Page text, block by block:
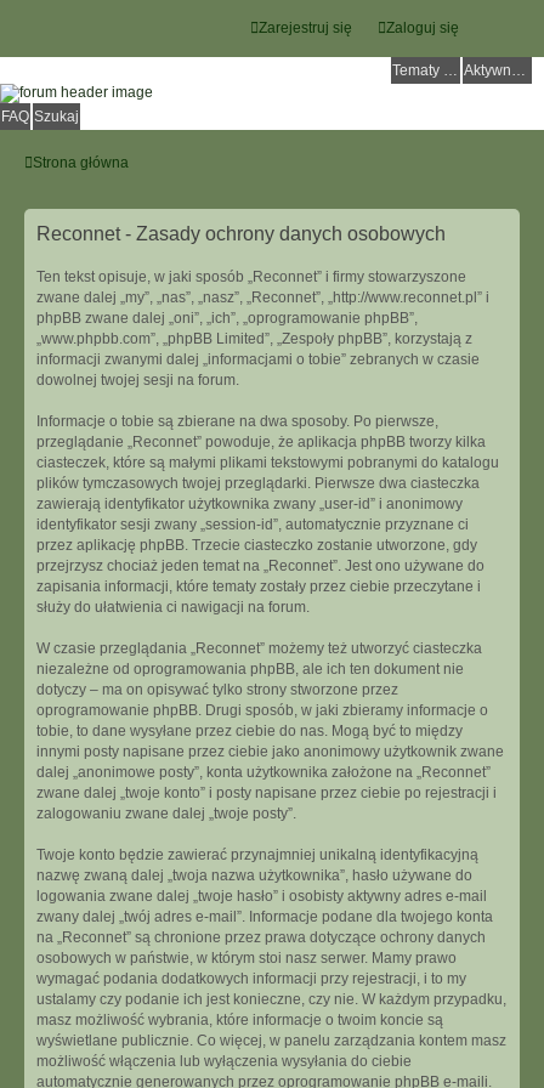
Zaloguj się
Zarejestruj się
Tematy bez odpowiedzi Aktywne tematy
FAQ Szukaj
Strona główna
Reconnet - Zasady ochrony danych osobowych
Ten tekst opisuje, w jaki sposób „Reconnet” i firmy stowarzyszone
zwane dalej „my”, „nas”, „nasz”, „Reconnet”, „http://www.reconnet.pl” i
phpBB zwane dalej „oni”, „ich”, „oprogramowanie phpBB”,
„www.phpbb.com”, „phpBB Limited”, „Zespoły phpBB”, korzystają z
informacji zwanymi dalej „informacjami o tobie” zebranych w czasie
dowolnej twojej sesji na forum.
Informacje o tobie są zbierane na dwa sposoby. Po pierwsze,
przeglądanie „Reconnet” powoduje, że aplikacja phpBB tworzy kilka
ciasteczek, które są małymi plikami tekstowymi pobranymi do katalogu
plików tymczasowych twojej przeglądarki. Pierwsze dwa ciasteczka
zawierają identyfikator użytkownika zwany „user-id” i anonimowy
identyfikator sesji zwany „session-id”, automatycznie przyznane ci
przez aplikację phpBB. Trzecie ciasteczko zostanie utworzone, gdy
przejrzysz chociaż jeden temat na „Reconnet”. Jest ono używane do
zapisania informacji, które tematy zostały przez ciebie przeczytane i
służy do ułatwienia ci nawigacji na forum.
W czasie przeglądania „Reconnet” możemy też utworzyć ciasteczka
niezależne od oprogramowania phpBB, ale ich ten dokument nie
dotyczy – ma on opisywać tylko strony stworzone przez
oprogramowanie phpBB. Drugi sposób, w jaki zbieramy informacje o
tobie, to dane wysyłane przez ciebie do nas. Mogą być to między
innymi posty napisane przez ciebie jako anonimowy użytkownik zwane
dalej „anonimowe posty”, konta użytkownika założone na „Reconnet”
zwane dalej „twoje konto” i posty napisane przez ciebie po rejestracji i
zalogowaniu zwane dalej „twoje posty”.
Twoje konto będzie zawierać przynajmniej unikalną identyfikacyjną
nazwę zwaną dalej „twoja nazwa użytkownika”, hasło używane do
logowania zwane dalej „twoje hasło” i osobisty aktywny adres e-mail
zwany dalej „twój adres e-mail”. Informacje podane dla twojego konta
na „Reconnet” są chronione przez prawa dotyczące ochrony danych
osobowych w państwie, w którym stoi nasz serwer. Mamy prawo
wymagać podania dodatkowych informacji przy rejestracji, i to my
ustalamy czy podanie ich jest konieczne, czy nie. W każdym przypadku,
masz możliwość wybrania, które informacje o twoim koncie są
wyświetlane publicznie. Co więcej, w panelu zarządzania kontem masz
możliwość włączenia lub wyłączenia wysyłania do ciebie
automatycznie generowanych przez oprogramowanie phpBB e-maili.